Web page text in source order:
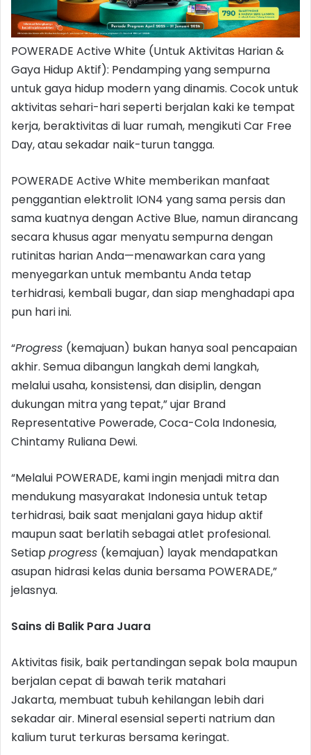
POWERADE Active White (Untuk Aktivitas Harian &
Gaya Hidup Aktif): Pendamping yang sempurna
untuk gaya hidup modern yang dinamis. Cocok untuk
aktivitas sehari-hari seperti berjalan kaki ke tempat
kerja, beraktivitas di luar rumah, mengikuti Car Free
Day, atau sekadar naik-turun tangga.
POWERADE Active White memberikan manfaat
penggantian elektrolit ION4 yang sama persis dan
sama kuatnya dengan Active Blue, namun dirancang
secara khusus agar menyatu sempurna dengan
rutinitas harian Anda—menawarkan cara yang
menyegarkan untuk membantu Anda tetap
terhidrasi, kembali bugar, dan siap menghadapi apa
pun hari ini.
“Progress (kemajuan) bukan hanya soal pencapaian
akhir. Semua dibangun langkah demi langkah,
melalui usaha, konsistensi, dan disiplin, dengan
dukungan mitra yang tepat,” ujar Brand
Representative Powerade, Coca-Cola Indonesia,
Chintamy Ruliana Dewi.
“Melalui POWERADE, kami ingin menjadi mitra dan
mendukung masyarakat Indonesia untuk tetap
terhidrasi, baik saat menjalani gaya hidup aktif
maupun saat berlatih sebagai atlet profesional.
Setiapprogress (kemajuan) layak mendapatkan
asupan hidrasi kelas dunia bersama POWERADE,”
jelasnya.
Sains di Balik Para Juara
Aktivitas fisik, baik pertandingan sepak bola maupun
berjalan cepat di bawah terik matahari
Jakarta, membuat tubuh kehilangan lebih dari
sekadar air. Mineral esensial seperti natrium dan
kalium turut terkuras bersama keringat.